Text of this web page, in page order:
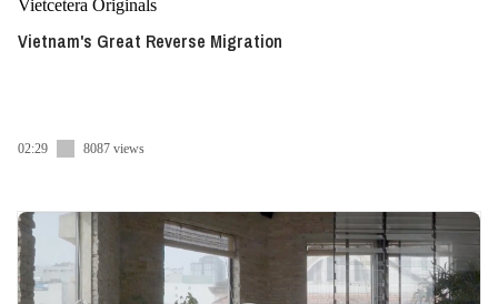
Vietcetera Originals
Vietnam's Great Reverse Migration
02:29 8087 views